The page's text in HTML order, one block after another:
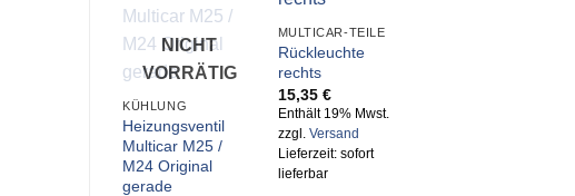
NICHT
VORRÄTIG
KÜHLUNG
Heizungsventil
Multicar M25 /
M24 Original
gerade
MULTICAR-TEILE
Rückleuchte
rechts
15,35 €
Enthält 19% Mwst.
zzgl. Versand
Lieferzeit: sofort
lieferbar